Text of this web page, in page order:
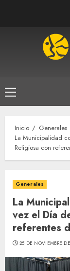
Menú
principal
Inicio
Generales
La Municipalidad
Religiosa con
Generales
La
vez el Día
referentes
25 DE NOVIEMBRE